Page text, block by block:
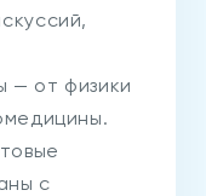
— от физики
с